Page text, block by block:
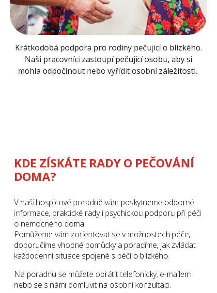
Krátkodobá podpora pro rodiny pečující o blízkého.
Naši pracovníci zastoupí pečující osobu, aby si
mohla odpočinout nebo vyřídit osobní záležitosti.
KDE ZÍSKÁTE RADY O PEČOVÁNÍ
DOMA?
V naší hospicové poradně vám poskytneme odborné
informace, praktické rady i psychickou podporu při péči
o nemocného doma.
Pomůžeme vám zorientovat se v možnostech péče,
doporučíme vhodné pomůcky a poradíme, jak zvládat
každodenní situace spojené s péčí o blízkého.
Na poradnu se můžete obrátit telefonicky, e-mailem
nebo se s námi domluvit na osobní konzultaci.